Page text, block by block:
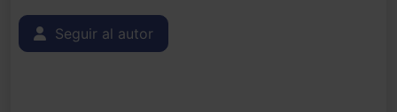
Seguir al autor